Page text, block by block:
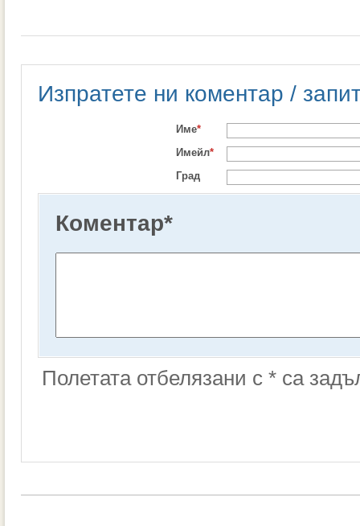
Изпратете ни коментар /
Име*
Имейл*
Град
Коментар*
Полетата отбелязани с * са